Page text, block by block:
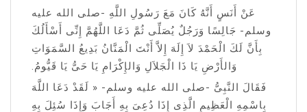
عَنْ أَنَسٍ أَنَّهُ كَانَ مَعَ رَسُولِ اللَّهِ -صلى الله عليه
وسلم- جَالِسًا وَرَجُلٌ يُصَلِّى ثُمَّ دَعَا اللَّهُمَّ إِنِّى أَسْأَلُكَ
بِأَنَّ لَكَ الْحَمْدَ لاَ إِلَهَ إِلاَّ أَنْتَ الْمَنَّانُ بَدِيعُ السَّمَوَاتِ
وَالأَرْضِ يَا ذَا الْجَلاَلِ وَالإِكْرَامِ يَا حَىُّ يَا قَيُّومُ.
فَقَالَ النَّبِىُّ -صلى الله عليه وسلم- « لَقَدْ دَعَا اللَّهَ
بِاسْمِهِ الْعَظِيمِ الَّذِى إِذَا دُعِىَ بِهِ أَجَابَ وَإِذَا سُئِلَ بِهِ